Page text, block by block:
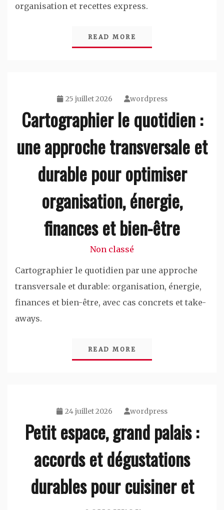
organisation et recettes express.
READ MORE
25 juillet 2026 wordpress
Cartographier le quotidien :
une approche transversale et
durable pour optimiser
organisation, énergie,
finances et bien-être
Non classé
Cartographier le quotidien par une approche
transversale et durable: organisation, énergie,
finances et bien-être, avec cas concrets et take-
aways.
READ MORE
24 juillet 2026 wordpress
Petit espace, grand palais :
accords et dégustations
durables pour cuisiner et